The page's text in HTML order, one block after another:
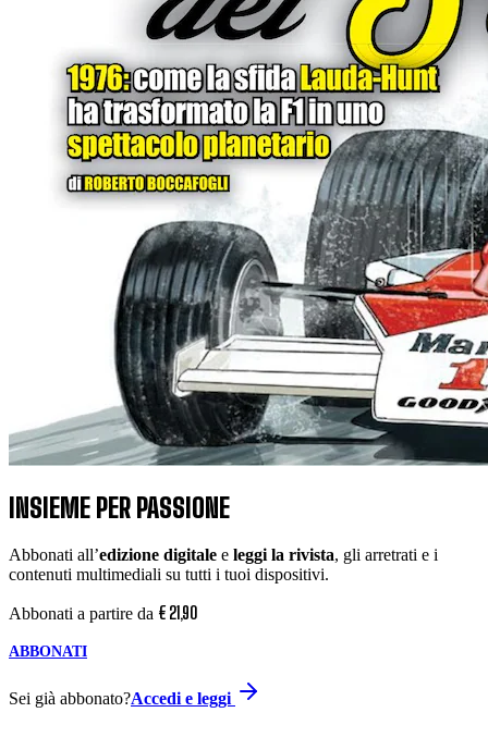
INSIEME PER PASSIONE
Abbonati all’edizione digitale e leggi la rivista, gli arretrati e i
contenuti multimediali su tutti i tuoi dispositivi.
Abbonati a partire da € 21,90
ABBONATI
Sei già abbonato?Accedi e leggi